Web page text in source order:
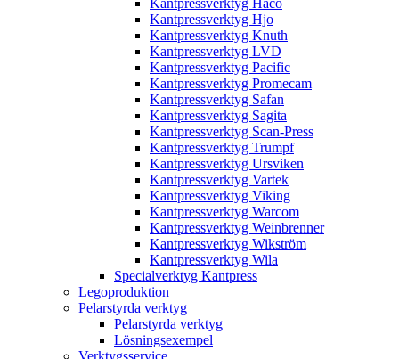
Kantpressverktyg Haco
Kantpressverktyg Hjo
Kantpressverktyg Knuth
Kantpressverktyg LVD
Kantpressverktyg Pacific
Kantpressverktyg Promecam
Kantpressverktyg Safan
Kantpressverktyg Sagita
Kantpressverktyg Scan-Press
Kantpressverktyg Trumpf
Kantpressverktyg Ursviken
Kantpressverktyg Vartek
Kantpressverktyg Viking
Kantpressverktyg Warcom
Kantpressverktyg Weinbrenner
Kantpressverktyg Wikström
Kantpressverktyg Wila
Specialverktyg Kantpress
Legoproduktion
Pelarstyrda verktyg
Pelarstyrda verktyg
Lösningsexempel
Verktygsservice